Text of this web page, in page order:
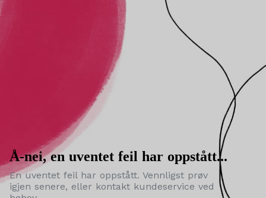
Å-nei, en uventet feil har oppstått...
En uventet feil har oppstått. Vennligst prøv
igjen senere, eller kontakt kundeservice ved